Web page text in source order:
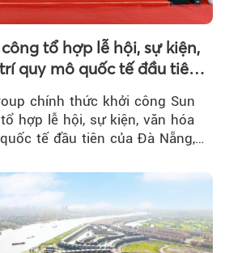
tổ hợp lễ hội, sự kiện,
quy mô quốc tế đầu tiên
chính thức khởi công Sun
hợp lễ hội, sự kiện, văn hóa
tế đầu tiên của Đà Nẵng,…